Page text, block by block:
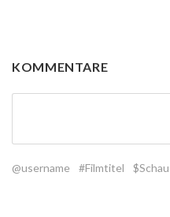
KOMMENTARE
@username #Filmtitel